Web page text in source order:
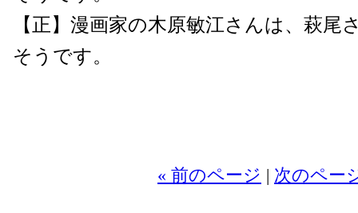
【正】漫画家の木原敏江さんは、萩尾
そうです。
« 前のページ | 次のペー